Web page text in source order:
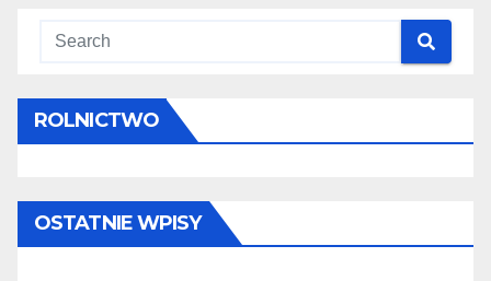
ROLNICTWO
OSTATNIE WPISY